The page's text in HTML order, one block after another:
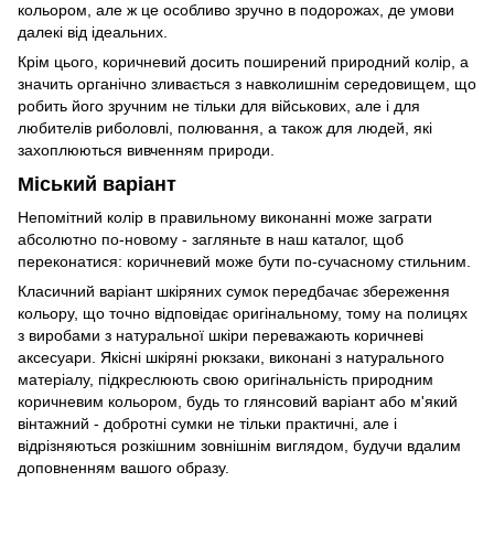
кольором, але ж це особливо зручно в подорожах, де умови
далекі від ідеальних.
Крім цього, коричневий досить поширений природний колір, а
значить органічно зливається з навколишнім середовищем, що
робить його зручним не тільки для військових, але і для
любителів риболовлі, полювання, а також для людей, які
захоплюються вивченням природи.
Міський варіант
Непомітний колір в правильному виконанні може заграти
абсолютно по-новому - загляньте в наш каталог, щоб
переконатися: коричневий може бути по-сучасному стильним.
Класичний варіант шкіряних сумок передбачає збереження
кольору, що точно відповідає оригінальному, тому на полицях
з виробами з натуральної шкіри переважають коричневі
аксесуари. Якісні шкіряні рюкзаки, виконані з натурального
матеріалу, підкреслюють свою оригінальність природним
коричневим кольором, будь то глянсовий варіант або м'який
вінтажний - добротні сумки не тільки практичні, але і
відрізняються розкішним зовнішнім виглядом, будучи вдалим
доповненням вашого образу.